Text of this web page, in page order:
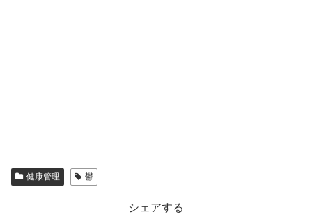
健康管理 鬱
シェアする